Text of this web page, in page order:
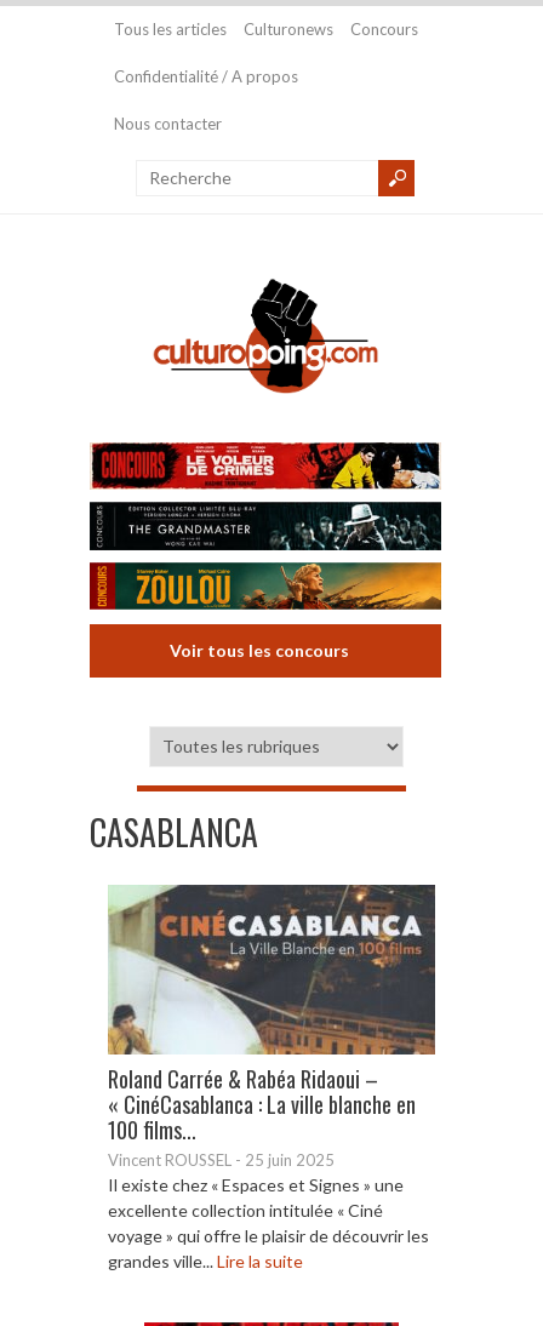
Tous les articles Culturonews Concours
Confidentialité / A propos
Nous contacter
Voir tous les concours
CASABLANCA
Roland Carrée & Rabéa Ridaoui –
« CinéCasablanca : La ville blanche en
100 films...
Vincent ROUSSEL - 25 juin 2025
Il existe chez « Espaces et Signes » une
excellente collection intitulée « Ciné
voyage » qui offre le plaisir de découvrir les
grandes ville...Lire la suite